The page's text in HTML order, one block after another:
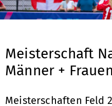
Meisterschaft
Männer + Frauen
Meisterschaften Feld